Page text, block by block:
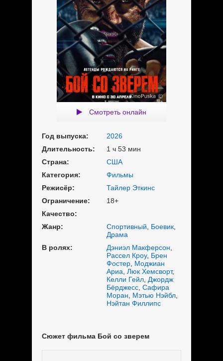
Смотреть онлайн
Год выпуска:
2026
Длительность:
1 ч 53 мин
Страна:
США
Категория:
Фильмы
Режисёр:
Тайлер Эткинс
Ограничение:
18+
Качество:
Жанр:
Спортивный Боевик
Драма
В ролях:
Дэниэл Макферсон
Рассел Кроу, Брен
Фостер Моджиан
Ариа Люк Хемсворт,
Келли Гейл Джордж
Бёрджесс Сафира
Моран
Мэтью Нэйбл
Нэйтан Филлипс
Сюжет фильма Бой со зверем